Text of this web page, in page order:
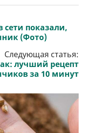
показали,
(Фото)
Следующая статья:
лучший рецепт
за 10 минут